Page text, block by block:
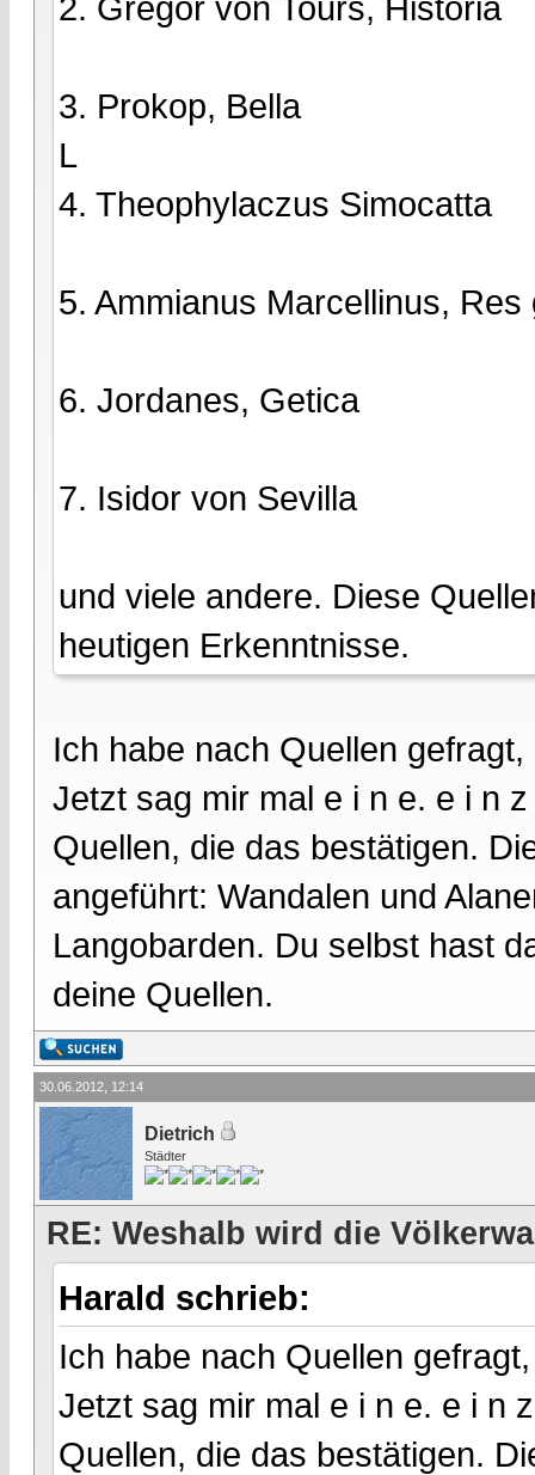
3. Prokop, Bella
L
4. Theophylaczus Simocatta
5. Ammianus Marcellinus, Res
6. Jordanes, Getica
7. Isidor von Sevilla
und viele andere. Diese
heutigen Erkenntnisse.
Ich habe nach Quellen
Jetzt sag mir mal e i n e. e i n
Quellen, die das bestätigen.
angeführt: Wandalen und
Langobarden. Du selbst hast
deine Quellen.
30.06.2012, 12:14
Dietrich
Städter
RE: Weshalb wird die
Harald schrieb:
Ich habe nach Quellen
Jetzt sag mir mal e i n e. e i n
Quellen, die das bestätigen.